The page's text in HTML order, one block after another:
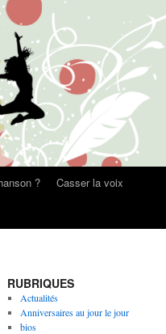
?
Casser la voix
RUBRIQUES
Actualités
Anniversaires au jour le jour
bios